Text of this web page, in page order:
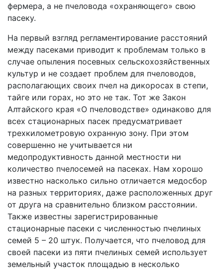
фермера, а не пчеловода «охраняющего» свою
пасеку.
На первый взгляд регламентирование расстояний
между пасеками приводит к проблемам только в
случае опыления посевных сельскохозяйственных
культур и не создает проблем для пчеловодов,
располагающих своих пчел на дикоросах в степи,
тайге или горах, но это не так. Тот же Закон
Алтайского края «О пчеловодстве» одинаково для
всех стационарных пасек предусматривает
трехкилометровую охранную зону. При этом
совершенно не учитывается ни
медопродуктивность данной местности ни
количество пчелосемей на пасеках. Нам хорошо
известно насколько сильно отличается медосбор
на разных территориях, даже расположенных друг
от друга на сравнительно близком расстоянии.
Также известны зарегистрированные
стационарные пасеки с численностью пчелиных
семей 5 – 20 штук. Получается, что пчеловод для
своей пасеки из пяти пчелиных семей использует
земельный участок площадью в несколько